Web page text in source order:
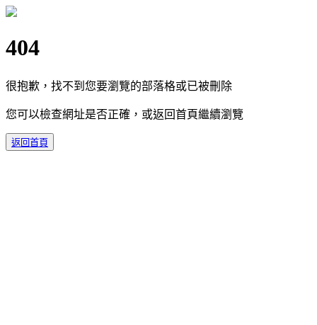
404
很抱歉，找不到您要瀏覽的部落格或已被刪除
您可以檢查網址是否正確，或返回首頁繼續瀏覽
返回首頁